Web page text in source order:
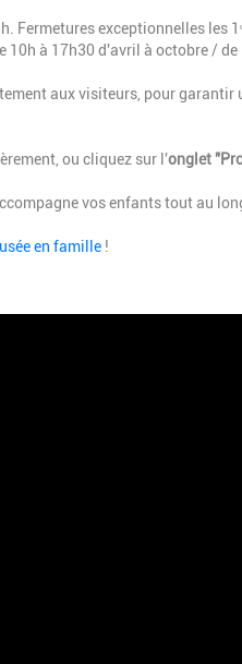
Fermetures exceptionnelles les
10h à 17h30 d'avril à octobre / de
aux visiteurs, pour garantir
ou cliquez sur l'onglet
vos enfants tout au
en famille !